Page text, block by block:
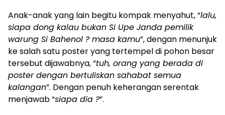
Anak-anak yang lain begitu kompak menyahut, “lalu,
siapa dong kalau bukan Si Upe Janda pemilik
warung Si Bahenol ? masa kamu”, dengan menunjuk
ke salah satu poster yang tertempel di pohon besar
tersebut dijawabnya, “tuh, orang yang berada di
poster dengan bertuliskan sahabat semua
kalangan”. Dengan penuh keherangan serentak
menjawab “siapa dia ?”.